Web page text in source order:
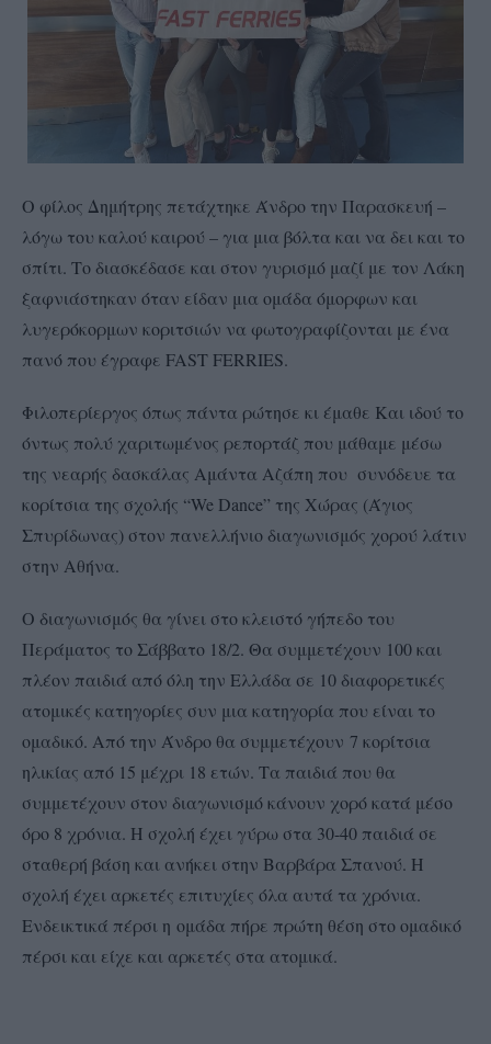
Ο φίλος Δημήτρης πετάχτηκε Άνδρο την Παρασκευή –
λόγω του καλού καιρού – για μια βόλτα και να δει και το
σπίτι. Το διασκέδασε και στον γυρισμό μαζί με τον Λάκη
ξαφνιάστηκαν όταν είδαν μια ομάδα όμορφων και
λυγερόκορμων κοριτσιών να φωτογραφίζονται με ένα
πανό που έγραφε FAST FERRIES.
Φιλοπερίεργος όπως πάντα ρώτησε κι έμαθε Και ιδού το
όντως πολύ χαριτωμένος ρεπορτάζ που μάθαμε μέσω
της νεαρής δασκάλας Αμάντα Αζάπη που συνόδευε τα
κορίτσια της σχολής “We Dance” της Χώρας (Άγιος
Σπυρίδωνας) στον πανελλήνιο διαγωνισμός χορού λάτιν
στην Αθήνα.
Ο διαγωνισμός θα γίνει στο κλειστό γήπεδο του
Περάματος το Σάββατο 18/2. Θα συμμετέχουν 100 και
πλέον παιδιά από όλη την Ελλάδα σε 10 διαφορετικές
ατομικές κατηγορίες συν μια κατηγορία που είναι το
ομαδικό. Από την Άνδρο θα συμμετέχουν 7 κορίτσια
ηλικίας από 15 μέχρι 18 ετών. Τα παιδιά που θα
συμμετέχουν στον διαγωνισμό κάνουν χορό κατά μέσο
όρο 8 χρόνια. Η σχολή έχει γύρω στα 30-40 παιδιά σε
σταθερή βάση και ανήκει στην Βαρβάρα Σπανού. Η
σχολή έχει αρκετές επιτυχίες όλα αυτά τα χρόνια.
Ενδεικτικά πέρσι η ομάδα πήρε πρώτη θέση στο ομαδικό
πέρσι και είχε και αρκετές στα ατομικά.